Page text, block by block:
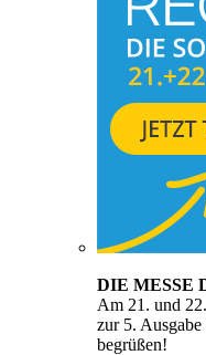
DIE MESSE
Am 21. und
zur 5.
begrüßen!